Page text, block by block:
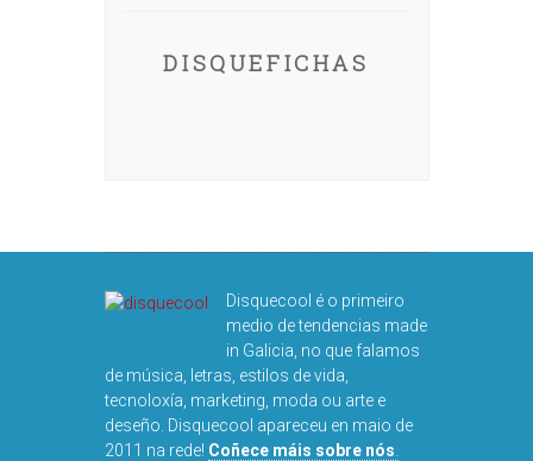
DISQUEFICHAS
Disquecool é o primeiro
medio de tendencias made
in Galicia, no que falamos
de música, letras, estilos de vida,
tecnoloxía, marketing, moda ou arte e
deseño. Disquecool apareceu en maio de
2011 na rede! Coñece máis sobre nós